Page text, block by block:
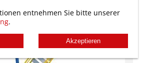
entnehmen Sie bitte unserer
.
Akzeptieren